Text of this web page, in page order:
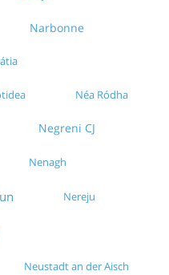
Narbonne
Néa Ródha
Negreni CJ
Nenagh
Nereju
Neustadt an der Aisch